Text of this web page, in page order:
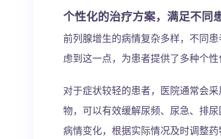
个性化的治疗方案，满足不同
前列腺增生的病情复杂多样，不同
虑到这一点，为患者提供了多种个性
对于症状较轻的患者，医院通常会
物，可以有效缓解尿频、尿急、排
病情变化，根据实际情况及时调整药